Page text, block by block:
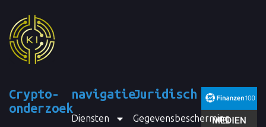
Crypto-
onderzoek
navigatie
Diensten
Juridisch
Gegevensbescherming